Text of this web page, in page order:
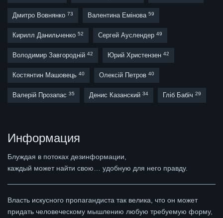
Дмитро Вовнянко 73 Валентина Емінова 59
Кирилл Данильченко 52 Сергей Ауслендер 49
Володимир Завгородній 42 Юрий Христензен 42
Костянтин Машовець 40 Олексій Петров 40
Валерій Прозапас 35 Денис Казанский 34 Гліб Бабіч 29
Информация
Блуждая в потоках дезинформации,
каждый может найти свою… удобную для него правду.
Власть искусного пропагандиста так велика, что он может
придать человеческому мышлению любую требуемую форму,